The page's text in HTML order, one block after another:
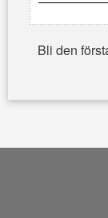
Bli den